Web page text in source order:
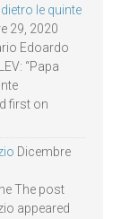
le quinte
29, 2020
Edoardo
“Papa
first on
Dicembre
The post
appeared